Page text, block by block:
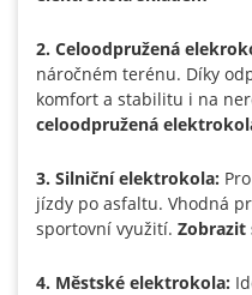
2. Celoodpružená
náročném terénu. Díky
komfort a stabilitu i na
celoodpružená
3. Silniční elektrokola:
jízdy po asfaltu. Vhodná
sportovní využití. Zobrazit
4. Městské elektrokola: